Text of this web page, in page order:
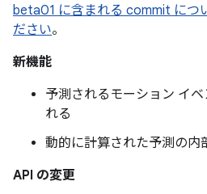
beta01 に含まれる commit につ
ださい。
新機能
予測されるモーション イ
れる
動的に計算された予測の内
API の変更